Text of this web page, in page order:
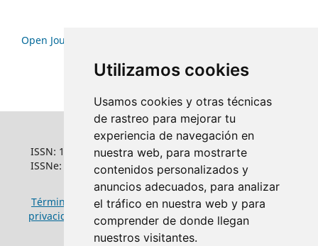
Utilizamos cookies
Usamos cookies y otras técnicas
de rastreo para mejorar tu
experiencia de navegación en
nuestra web, para mostrarte
contenidos personalizados y
anuncios adecuados, para analizar
el tráfico en nuestra web y para
comprender de donde llegan
nuestros visitantes.
Open Journal Systems
ISSN: 1022-6508
ISSNe: 1681-5653
Términos y condiciones de uso|Política de
privacidad
Política de cookies